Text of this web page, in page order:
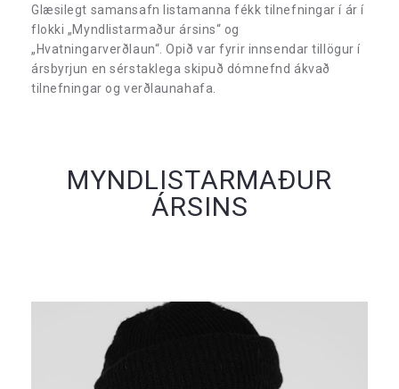
Glæsilegt samansafn listamanna fékk tilnefningar í ár í
flokki „Myndlistarmaður ársins“ og
„Hvatningarverðlaun“. Opið var fyrir innsendar tillögur í
ársbyrjun en sérstaklega skipuð dómnefnd ákvað
tilnefningar og verðlaunahafa.
MYNDLISTARMAÐUR
ÁRSINS